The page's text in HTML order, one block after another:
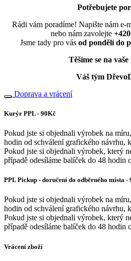
Potřebujete
Rádi vám poradíme! Napište nám e-
nebo nám zavolejte
Jsme tady pro vás od pondělí do
Těšíme se na
Váš tým
Doprava a vrácení
Kurýr PPL - 90Kč
Pokud jste si objednali výrobek na
hodin od schválení grafického návrhu,
Pokud jste si objednali výrobek, který
případě odesíláme balíček do 48 hodin
PPL Pickup - doručení do odběrného místa -
Pokud jste si objednali výrobek na
hodin od schválení grafického návrhu,
Pokud jste si objednali výrobek, který
případě odesíláme balíček do 48 hodin
Vrácení zboží